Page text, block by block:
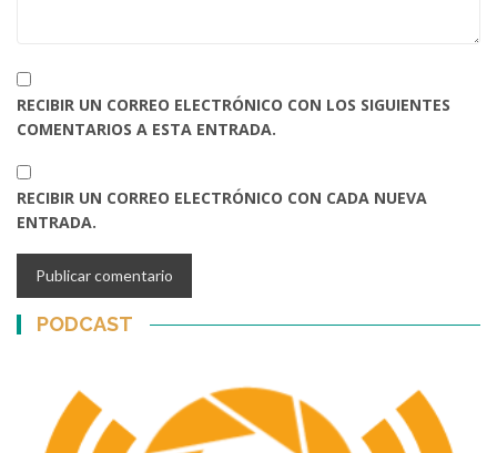
RECIBIR UN CORREO ELECTRÓNICO CON LOS SIGUIENTES
COMENTARIOS A ESTA ENTRADA.
RECIBIR UN CORREO ELECTRÓNICO CON CADA NUEVA
ENTRADA.
PODCAST